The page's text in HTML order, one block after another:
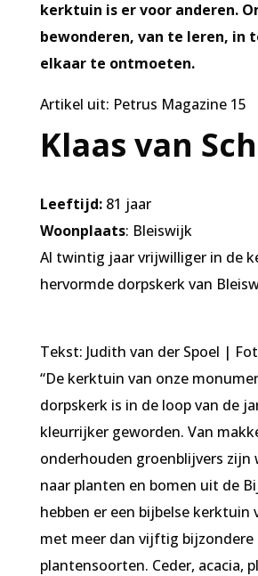
kerktuin is er voor anderen.
bewonderen, van te leren, in
elkaar te ontmoeten.
Artikel uit: Petrus Magazine 15
Klaas van
Leeftijd:81 jaar
Woonplaats: Bleiswijk
Al twintig jaar vrijwilliger in de
hervormde dorpskerk van
Tekst: Judith van der Spoel |
“De kerktuin van onze
dorpskerk is in de loop van de
kleurrijker geworden. Van
onderhouden groenblijvers zijn
naar planten en bomen uit de
hebben er een bijbelse kerktuin
met meer dan vijftig bijzondere
plantensoorten. Ceder, acacia,